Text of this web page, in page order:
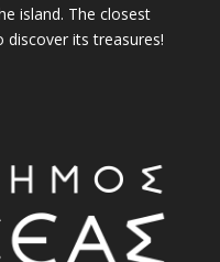
island. The closest
discover its treasures!